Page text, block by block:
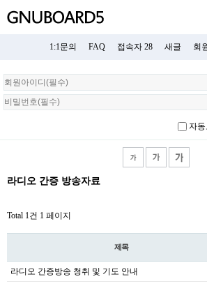
1:1문의 FAQ 접속자 28 새글 회
회
원
로
자동
라디오 간증 방송자료
Total 1건 1 페이지
제목
라디오 간증방송 청취 및 기도 안내